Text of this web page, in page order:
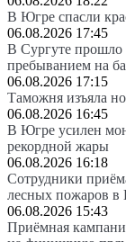
В Югре спасли
06.08.2026 17:45
В Сургуте прошло
пребыванием на
06.08.2026 17:15
Таможня изъяла
06.08.2026 16:45
В Югре усилен
рекордной жары
06.08.2026 16:18
Сотрудники
лесных пожаров в
06.08.2026 15:43
Приёмная